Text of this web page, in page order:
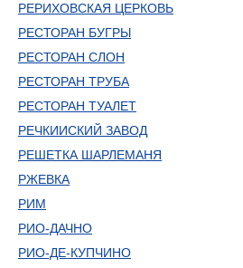
РЕРИХОВСКАЯ ЦЕРКОВЬ
РЕСТОРАН БУГРЫ
РЕСТОРАН СЛОН
РЕСТОРАН ТРУБА
РЕСТОРАН ТУАЛЕТ
РЕЧКИИСКИЙ ЗАВОД
РЕШЕТКА ШАРЛЕМАНЯ
РЖЕВКА
РИМ
РИО-ДАЧНО
РИО-ДЕ-КУПЧИНО